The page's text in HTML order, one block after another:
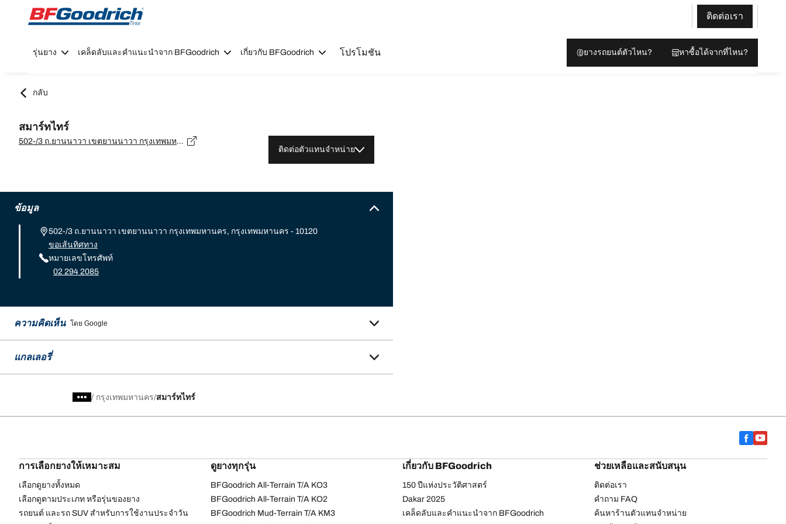
Go to page content
Go to page navigation
ติดต่อเรา
รุ่นยาง เคล็ดลับและคำแนะนำจาก BFGoodrich เกี่ยวกับ BFGoodrich โปรโมชัน ยางรถยนต์ตัวไหน? หาซื้อได้จากที่ไหน?
กลับ
สมาร์ทไทร์
502-/3 ถ.ยานนาวา เขตยานนาวา กรุงเทพมหานคร, กรุงเทพมหานคร - 10120
ติดต่อตัวแทนจำหน่าย
ข้อมูล
502-/3 ถ.ยานนาวา เขตยานนาวา กรุงเทพมหานคร, กรุงเทพมหานคร - 10120
ขอเส้นทิศทาง
หมายเลขโทรศัพท์
02 294 2085
ความคิดเห็น โดย Google
แกลเลอรี่
/ กรุงเทพมหานคร สมาร์ทไทร์
การเลือกยางให้เหมาะสม
เลือกดูยางทั้งหมด
เลือกดูตามประเภท หรือรุ่นของยาง
รถยนต์ และรถ SUV สำหรับการใช้งานประจำวัน
ดูยางทุกรุ่น
BFGoodrich All-Terrain T/A KO3
BFGoodrich All-Terrain T/A KO2
BFGoodrich Mud-Terrain T/A KM3
เกี่ยวกับ BFGoodrich
150 ปีแห่งประวัติศาสตร์
Dakar 2025
เคล็ดลับและคำแนะนำจาก BFGoodrich
ช่วยเหลือและสนับสนุน
ติดต่อเรา
คำถาม FAQ
ค้นหาร้านตัวแทนจำหน่าย